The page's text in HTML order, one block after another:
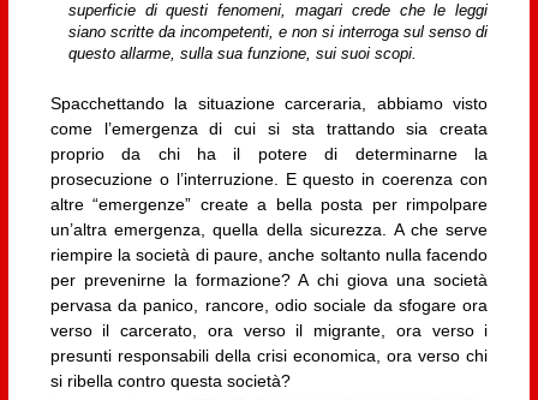
superficie di questi fenomeni, magari crede che le leggi
siano scritte da incompetenti, e non si interroga sul senso di
questo allarme, sulla sua funzione, sui suoi scopi.
Spacchettando la situazione carceraria, abbiamo visto
come l’emergenza di cui si sta trattando sia creata
proprio da chi ha il potere di determinarne la
prosecuzione o l’interruzione. E questo in coerenza con
altre “emergenze” create a bella posta per rimpolpare
un’altra emergenza, quella della sicurezza. A che serve
riempire la società di paure, anche soltanto nulla facendo
per prevenirne la formazione? A chi giova una società
pervasa da panico, rancore, odio sociale da sfogare ora
verso il carcerato, ora verso il migrante, ora verso i
presunti responsabili della crisi economica, ora verso chi
si ribella contro questa società?